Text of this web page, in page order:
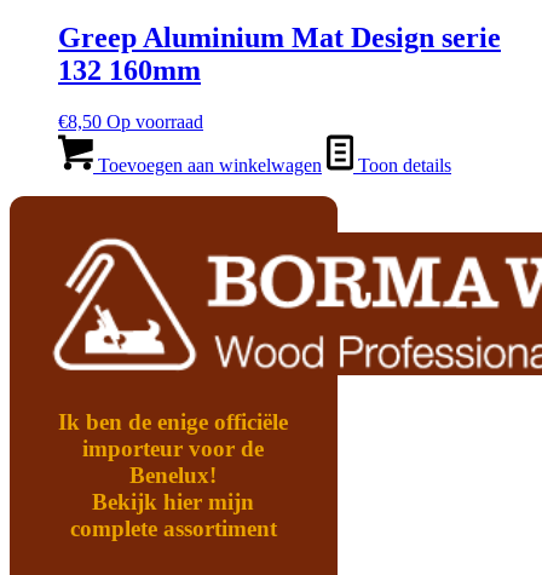
Greep Aluminium Mat Design serie
132 160mm
€8,50 Op voorraad
Toevoegen aan winkelwagen Toon details
Ik ben de enige officiële
importeur voor de
Benelux!
Bekijk hier mijn
complete assortiment